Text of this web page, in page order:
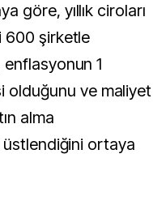
600 şirketle
1
olduğunu ve maliyet
alma
ortaya